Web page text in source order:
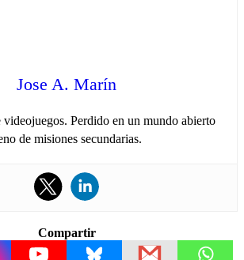
Jose A. Marín
Perdido en un mundo abierto
de misiones secundarias.
Compartir